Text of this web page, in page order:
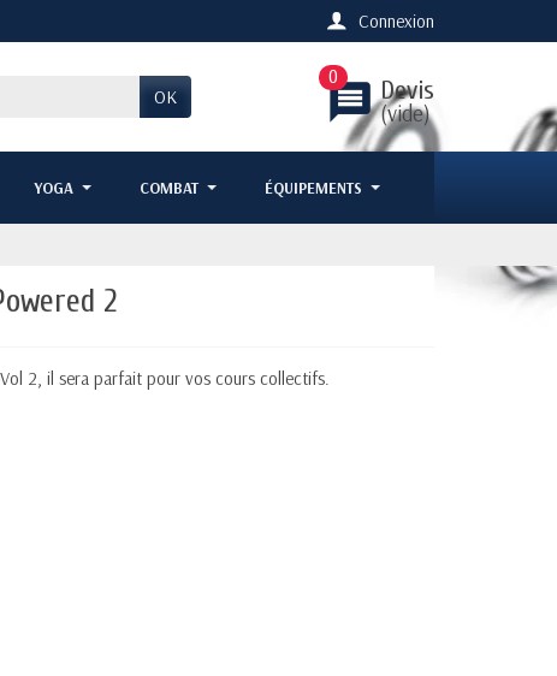
Connexion
OK message Devis
(vide)
0
YOGA COMBAT ÉQUIPEMENTS
2
2, il sera parfait pour vos cours collectifs.